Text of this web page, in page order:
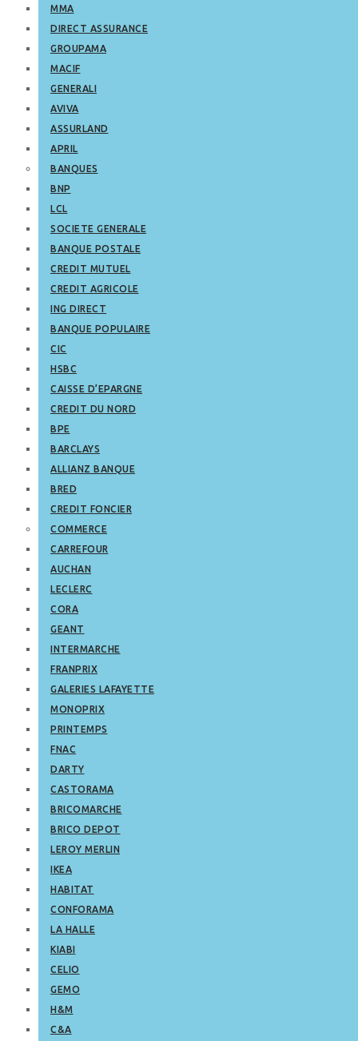
MMA
DIRECT ASSURANCE
GROUPAMA
MACIF
GENERALI
AVIVA
ASSURLAND
APRIL
BANQUES
BNP
LCL
SOCIETE GENERALE
BANQUE POSTALE
CREDIT MUTUEL
CREDIT AGRICOLE
ING DIRECT
BANQUE POPULAIRE
CIC
HSBC
CAISSE D’EPARGNE
CREDIT DU NORD
BPE
BARCLAYS
ALLIANZ BANQUE
BRED
CREDIT FONCIER
COMMERCE
CARREFOUR
AUCHAN
LECLERC
CORA
GEANT
INTERMARCHE
FRANPRIX
GALERIES LAFAYETTE
MONOPRIX
PRINTEMPS
FNAC
DARTY
CASTORAMA
BRICOMARCHE
BRICO DEPOT
LEROY MERLIN
IKEA
HABITAT
CONFORAMA
LA HALLE
KIABI
CELIO
GEMO
H&M
C&A